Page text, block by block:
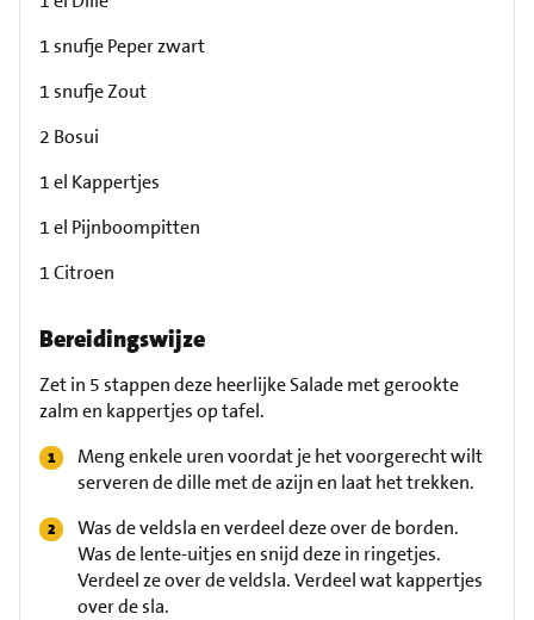
1 snufje Peper zwart
1 snufje Zout
2 Bosui
1 el Kappertjes
1 el Pijnboompitten
1 Citroen
Bereidingswijze
Zet in 5 stappen deze heerlijke Salade met gerookte
zalm en kappertjes op tafel.
Meng enkele uren voordat je het voorgerecht wilt
serveren de dille met de azijn en laat het trekken.
Was de veldsla en verdeel deze over de borden.
Was de lente-uitjes en snijd deze in ringetjes.
Verdeel ze over de veldsla. Verdeel wat kappertjes
over de sla.